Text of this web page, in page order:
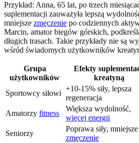
Przykład: Anna, 65 lat, po trzech
suplementacji zauważyła lepszą
mniejsze zmęczenie po codziennych
Marcin, amator biegów górskich,
długich trasach. Takie przykłady nie są
wśród świadomych użytkowników
Grupa
użytkowników
Efekty
kreatyną
Sportowcy siłowi
+10-15% siły, lepsza
regeneracja
Amatorzy fitness
Większa wydolność,
więcej energii
Seniorzy
Poprawa siły, mniejsze
zmęczenie